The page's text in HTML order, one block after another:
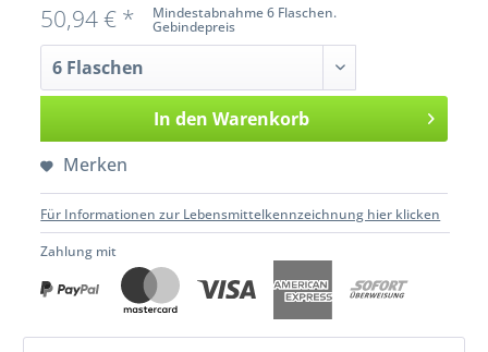
Mindestabnahme 6 Flaschen.
Gebindepreis
50,94 € *
In den Warenkorb
Merken
Für Informationen zur Lebensmittelkennzeichnung hier klicken
Zahlung mit